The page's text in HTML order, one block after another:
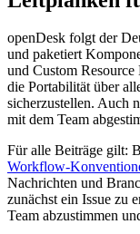
openDesk folgt der
und paketiert
und Custom
die Portabilität über
sicherzustellen. Auch
mit dem Team
Für alle Beiträge gilt:
Workflow-
Nachrichten und
zunächst ein Issue zu
Team abzustimmen